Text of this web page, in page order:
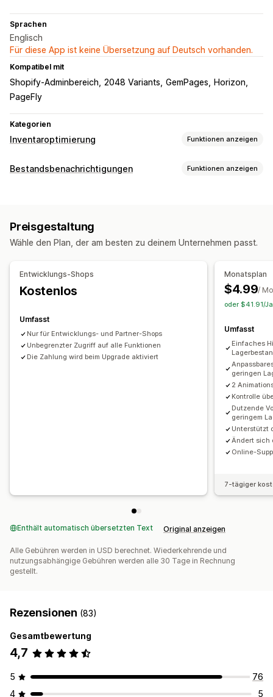
Sprachen
Englisch
Für diese App ist keine Übersetzung auf Deutsch vorhanden.
Kompatibel mit
Shopify-Adminbereich 2048 Variants GemPages
Horizon
PageFly
Kategorien
Inventaroptimierung Funktionen anzeigen
Inventarmanagement
Benachrichtigungen über niedrige Lagerbestände
Benachrichtigungen über nicht vorrätige Lagerbestände
Bestandsbenachrichtigungen Funktionen anzeigen
Anpassung
Bestandszähler
Kundennachfrage
Preisgestaltung
Wähle den Plan, der am besten zu deinem Unternehmen passt.
Entwicklungs-Shops
Kostenlos
Umfasst
Nur für Entwicklungs- und Partner-Shops
Unbegrenzter Zugriff auf alle Funktionen
Die Zahlung wird beim Upgrade aktiviert
Monatsplan
$4.99/
oder $41.91/
Umfasst
Einfaches
geringen
2
Kontrolle
Dutzende
geringem
Unterstützt
Ändert sich
Online-
7-tägiger
Enthält automatisch übersetzten Text Original anzeigen
Alle Gebühren werden in USD berechnet. Wiederkehrende und
nutzungsabhängige Gebühren werden alle 30 Tage in Rechnung
gestellt.
Rezensionen (83)
Gesamtbewertung
4,7
5
76
4
5